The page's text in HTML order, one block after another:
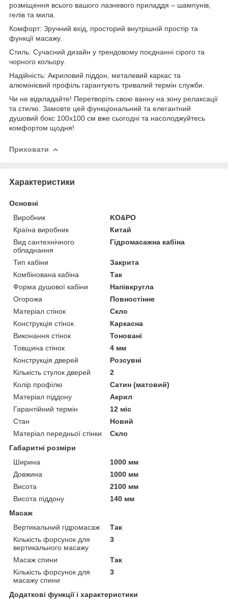
розміщення всього вашого лазневого приладдя – шампунів,
гелів та мила.
Комфорт: Зручний вхід, просторий внутрішній простір та
функції масажу.
Стиль: Сучасний дизайн у трендовому поєднанні сірого та
чорного кольору.
Надійність: Акриловий піддон, металевий каркас та
алюмінієвий профіль гарантують тривалий термін служби.
Чи не відкладайте! Перетворіть свою ванну на зону релаксації
та стилю. Замовте цей функціональний та елегантний
душовий бокс 100х100 см вже сьогодні та насолоджуйтесь
комфортом щодня!
Приховати
Характеристики
Основні
Виробник
KO&PO
Країна виробник
Китай
Вид сантехнічного
обладнання
Гідромасажна кабіна
Тип кабіни
Закрита
Комбінована кабіна
Так
Форма душової кабіни
Напівкругла
Огорожа
Повностінне
Матеріал стінок
Скло
Конструкція стінок
Каркасна
Виконання стінок
Тоновані
Товщина стінок
4 мм
Конструкція дверей
Розсувні
Кількість стулок дверей
2
Колір профілю
Сатин (матовий)
Матеріал піддону
Акрил
Гарантійний термін
12 міс
Стан
Новий
Матеріал передньої стінки
Скло
Габаритні розміри
Ширина
1000 мм
Довжина
1000 мм
Висота
2100 мм
Висота піддону
140 мм
Масаж
Вертикальний гідромасаж
Так
Кількість форсунок для
вертикального масажу
3
Масаж спини
Так
Кількість форсунок для
масажу спини
3
Додаткові функції і характеристики